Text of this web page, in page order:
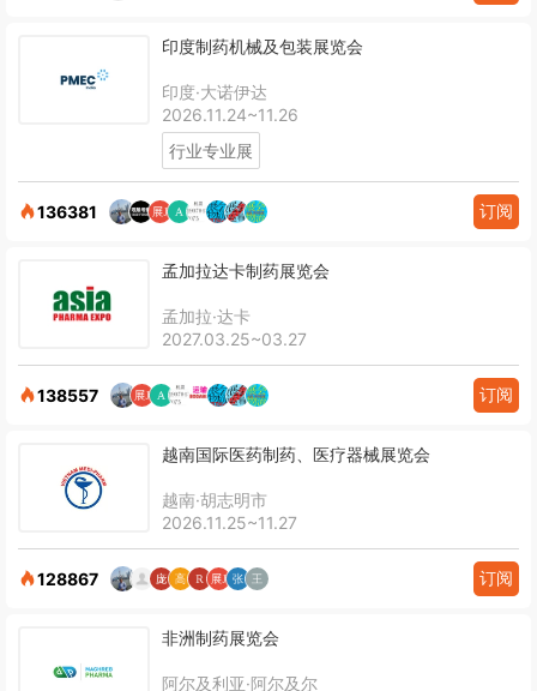
印度制药机械及包装展览会
印度·大诺伊达
2026.11.24~11.26
行业专业展
136381 订阅
孟加拉达卡制药展览会
孟加拉·达卡
2027.03.25~03.27
138557 订阅
越南国际医药制药、医疗器械展览会
越南·胡志明市
2026.11.25~11.27
128867 订阅
非洲制药展览会
阿尔及利亚·阿尔及尔